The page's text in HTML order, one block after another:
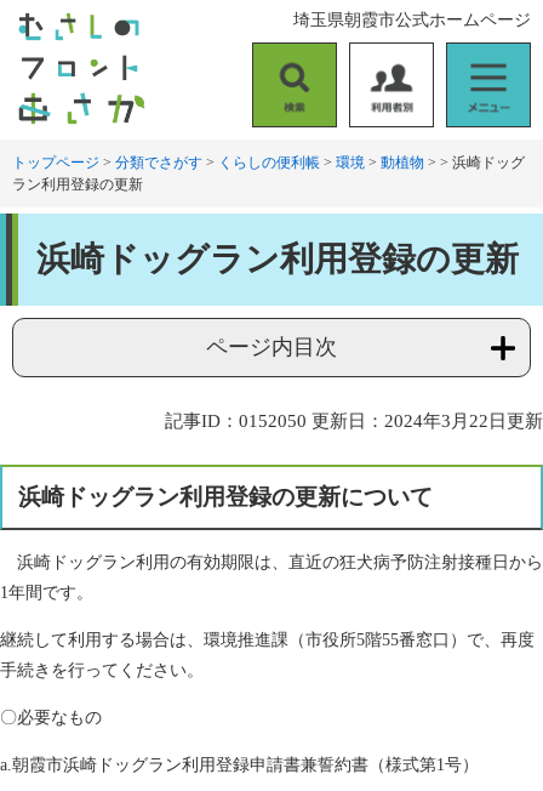
す
。
し
て
索
用
者
ニ
ュ
埼玉県朝霞市公式ホームページ
トップページ > 分類でさがす > くらしの便利帳 > 環境 > 動植物 > > 浜崎ドッグ
ラン利用登録の更新
浜崎ドッグラン利用登録の更新
ページ内目次
記事ID：0152050 更新日：2024年3月22日更新
浜崎ドッグラン利用登録の更新について
浜崎ドッグラン利用の有効期限は、直近の狂犬病予防注射接種日から
1年間です。
継続して利用する場合は、環境推進課（市役所5階55番窓口）で、再度
手続きを行ってください。
〇必要なもの
a.朝霞市浜崎ドッグラン利用登録申請書兼誓約書（様式第1号）